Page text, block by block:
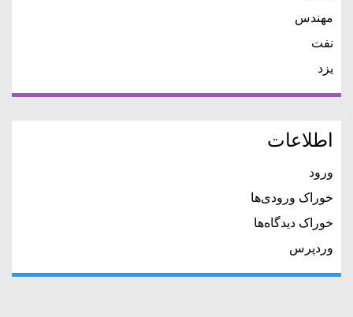
مهندس
نفت
یزد
اطلاعات
ورود
خوراک ورودی‌ها
خوراک دیدگاه‌ها
وردپرس